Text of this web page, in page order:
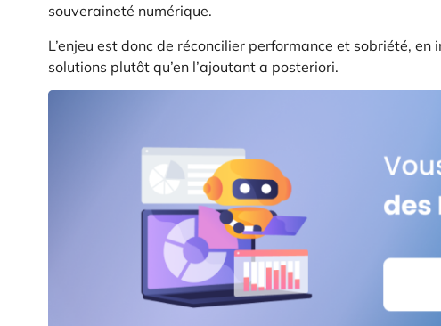
souveraineté numérique.
L’enjeu est donc de réconcilier performance et sobriété,
solutions plutôt qu’en l’ajoutant a posteriori.